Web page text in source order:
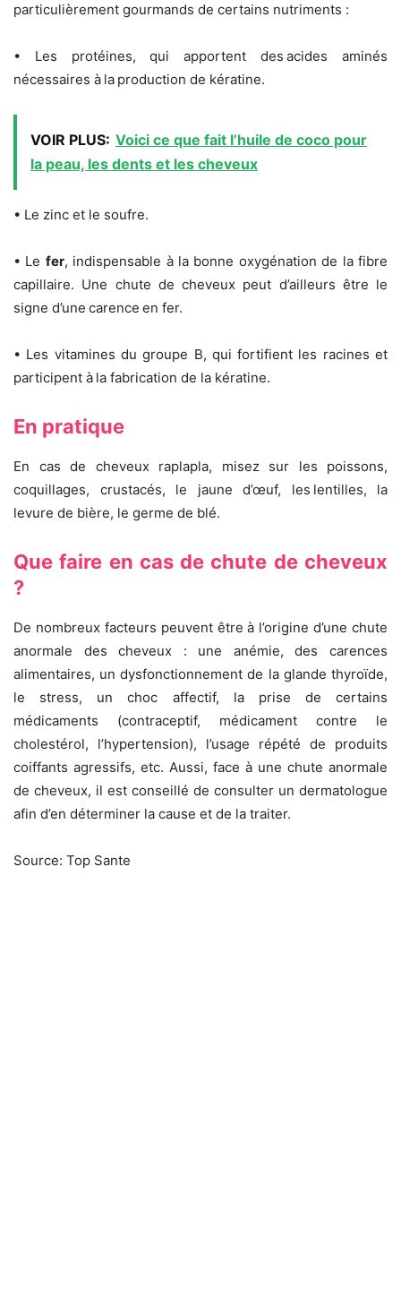
particulièrement gourmands de certains nutriments :
• Les protéines, qui apportent des acides aminés
nécessaires à la production de kératine.
VOIR PLUS: Voici ce que fait l’huile de coco pour
la peau, les dents et les cheveux
• Le zinc et le soufre.
• Le fer, indispensable à la bonne oxygénation de la fibre
capillaire. Une chute de cheveux peut d’ailleurs être le
signe d’une carence en fer.
• Les vitamines du groupe B, qui fortifient les racines et
participent à la fabrication de la kératine.
En pratique
En cas de cheveux raplapla, misez sur les poissons,
coquillages, crustacés, le jaune d’œuf, les lentilles, la
levure de bière, le germe de blé.
Que faire en cas de chute de cheveux
?
De nombreux facteurs peuvent être à l’origine d’une chute
anormale des cheveux : une anémie, des carences
alimentaires, un dysfonctionnement de la glande thyroïde,
le stress, un choc affectif, la prise de certains
médicaments (contraceptif, médicament contre le
cholestérol, l’hypertension), l’usage répété de produits
coiffants agressifs, etc. Aussi, face à une chute anormale
de cheveux, il est conseillé de consulter un dermatologue
afin d’en déterminer la cause et de la traiter.
Source: Top Sante